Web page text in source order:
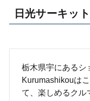
日光サーキット
栃木県宇にあるシ
Kurumashikouは
て、楽しめるクル